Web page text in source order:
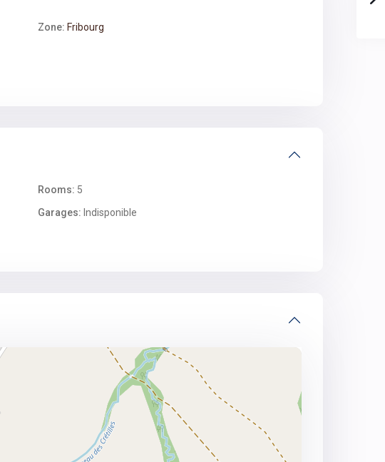
Zone: Fribourg
Rooms: 5
Garages: Indisponible